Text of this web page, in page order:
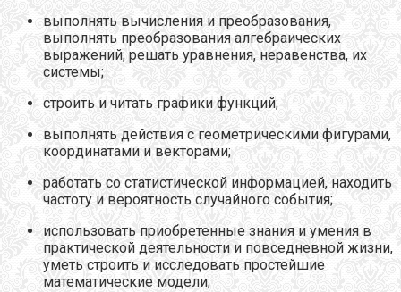
выполнять вычисления и преобразования,
выполнять преобразования алгебраических
выражений; решать уравнения, неравенства, их
системы;
строить и читать графики функций;
выполнять действия с геометрическими фигурами,
координатами и векторами;
работать со статистической информацией, находить
частоту и вероятность случайного события;
использовать приобретенные знания и умения в
практической деятельности и повседневной жизни,
уметь строить и исследовать простейшие
математические модели;